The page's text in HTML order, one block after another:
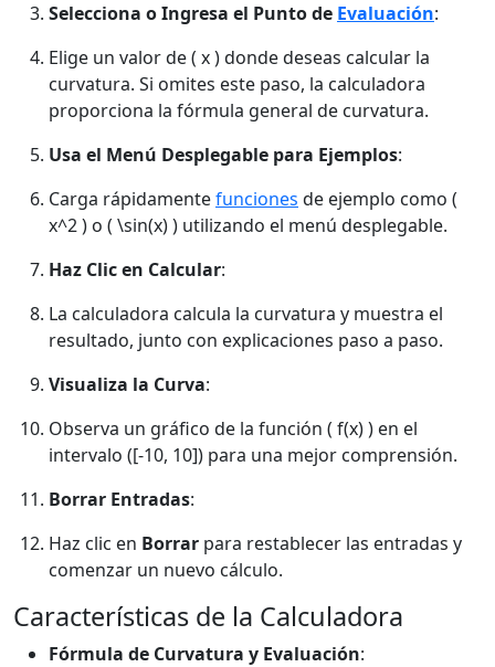
Selecciona o Ingresa el Punto de Evaluación:
Elige un valor de ( x ) donde deseas calcular la
curvatura. Si omites este paso, la calculadora
proporciona la fórmula general de curvatura.
Usa el Menú Desplegable para Ejemplos:
Carga rápidamentefunciones de ejemplo como (
x^2 ) o ( \sin(x) ) utilizando el menú desplegable.
Haz Clic en Calcular:
La calculadora calcula la curvatura y muestra el
resultado, junto con explicaciones paso a paso.
Visualiza la Curva:
Observa un gráfico de la función ( f(x) ) en el
intervalo ([-10, 10]) para una mejor comprensión.
Borrar Entradas:
Haz clic en Borrar para restablecer las entradas y
comenzar un nuevo cálculo.
Características de la Calculadora
Fórmula de Curvatura y Evaluación: